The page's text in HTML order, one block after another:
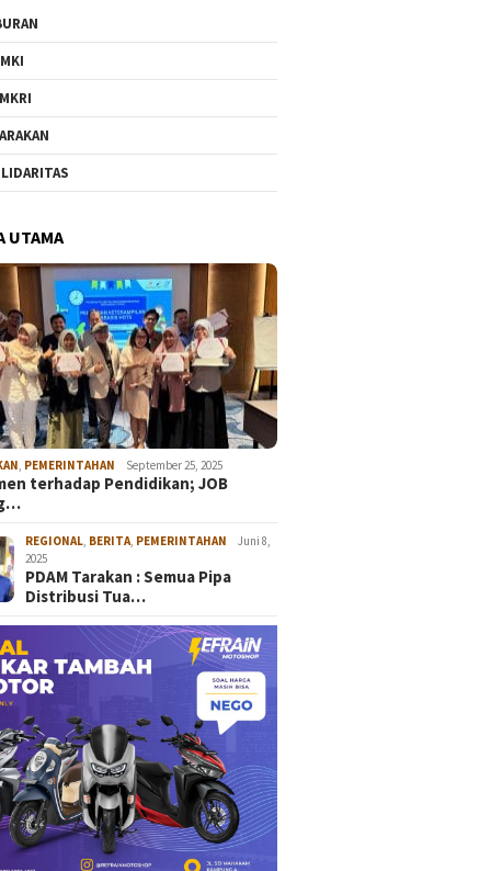
UTAMA
, PEMERINTAHAN September 25, 2025
terhadap Pendidikan; JOB
REGIONAL, BERITA, PEMERINTAHAN
Juni 8,
2025
PDAM Tarakan : Semua Pipa
Distribusi Tua…